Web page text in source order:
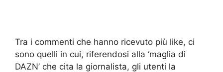
Tra i commenti che hanno ricevuto più like, ci
sono quelli in cui, riferendosi alla ‘maglia di
DAZN’ che cita la giornalista, gli utenti la